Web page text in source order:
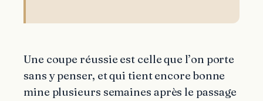
Une coupe réussie est celle que l’on porte
sans y penser, et qui tient encore bonne
mine plusieurs semaines après le passage